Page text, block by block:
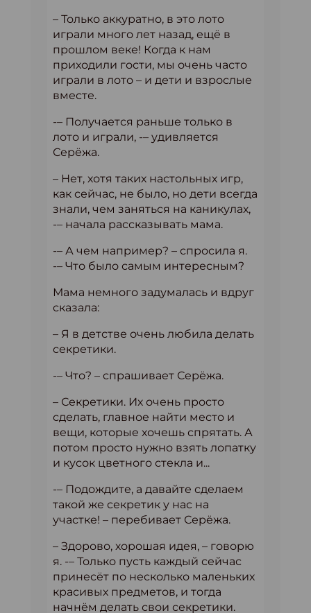
– Только аккуратно, в это лото
играли много лет назад, ещё в
прошлом веке! Когда к нам
приходили гости, мы очень часто
играли в лото – и дети и взрослые
вместе.
-– Получается раньше только в
лото и играли, -– удивляется
Серёжа.
– Нет, хотя таких настольных игр,
как сейчас, не было, но дети всегда
знали, чем заняться на каникулах,
-– начала рассказывать мама.
-– А чем например? – спросила я.
-– Что было самым интересным?
Мама немного задумалась и вдруг
сказала:
– Я в детстве очень любила делать
секретики.
-– Что? – спрашивает Серёжа.
– Секретики. Их очень просто
сделать, главное найти место и
вещи, которые хочешь спрятать. А
потом просто нужно взять лопатку
и кусок цветного стекла и...
-– Подождите, а давайте сделаем
такой же секретик у нас на
участке! – перебивает Серёжа.
– Здорово, хорошая идея, – говорю
я. -– Только пусть каждый сейчас
принесёт по несколько маленьких
красивых предметов, и тогда
начнём делать свои секретики.